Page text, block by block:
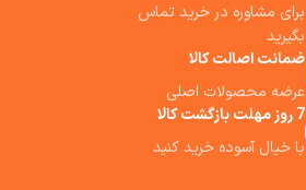
برای مشاوره در خرید تماس
بگیرید
ضمانت اصالت کالا
عرضه محصولات اصلی
7 روز مهلت بازگشت کالا
با خیال آسوده خرید کنید